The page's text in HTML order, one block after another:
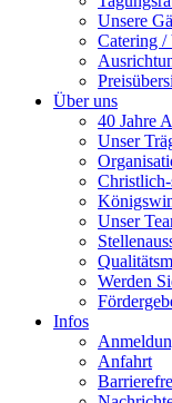
Unsere
Catering /
Über uns
40 Jahre
Unser
Unser
Werden
Infos
Anfahrt